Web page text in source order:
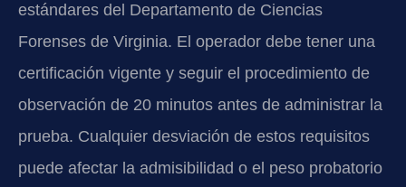
estándares del Departamento de Ciencias
Forenses de Virginia. El operador debe tener una
certificación vigente y seguir el procedimiento de
observación de 20 minutos antes de administrar la
prueba. Cualquier desviación de estos requisitos
puede afectar la admisibilidad o el peso probatorio